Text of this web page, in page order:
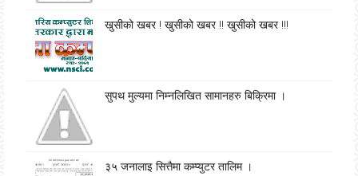
खुसीको खबर ! खुसीको खबर !! खुसीको खबर !!!
सुपथ मुल्यमा निम्नलिखित सामानहरु बिक्रिमा ।
३५ जनालाइ सित्तैमा कम्प्युटर तालिम ।